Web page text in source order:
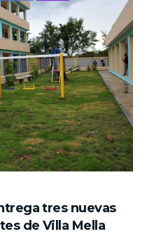
tres nuevas
de Villa Mella